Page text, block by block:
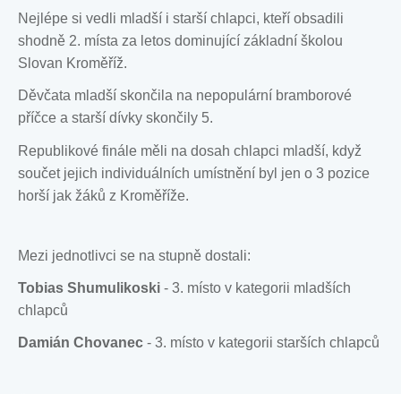
Nejlépe si vedli mladší i starší chlapci, kteří obsadili
shodně 2. místa za letos dominující základní školou
Slovan Kroměříž.
Děvčata mladší skončila na nepopulární bramborové
příčce a starší dívky skončily 5.
Republikové finále měli na dosah chlapci mladší, když
součet jejich individuálních umístnění byl jen o 3 pozice
horší jak žáků z Kroměříže.
Mezi jednotlivci se na stupně dostali:
Tobias Shumulikoski - 3. místo v kategorii mladších
chlapců
Damián Chovanec - 3. místo v kategorii starších chlapců